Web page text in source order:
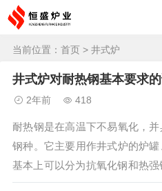
当前位置： 首页 > 井式炉
井式炉对耐热钢基本要求
2年前 418
耐热钢是在高温下不易氧化，
钢种。它主要用作井式炉的炉
基本上可以分为抗氧化钢和热强
下能抵抗炉气的侵蚀，组织稳